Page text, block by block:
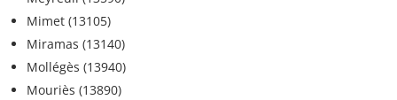
Mimet (13105)
Miramas (13140)
Mollégès (13940)
Mouriès (13890)